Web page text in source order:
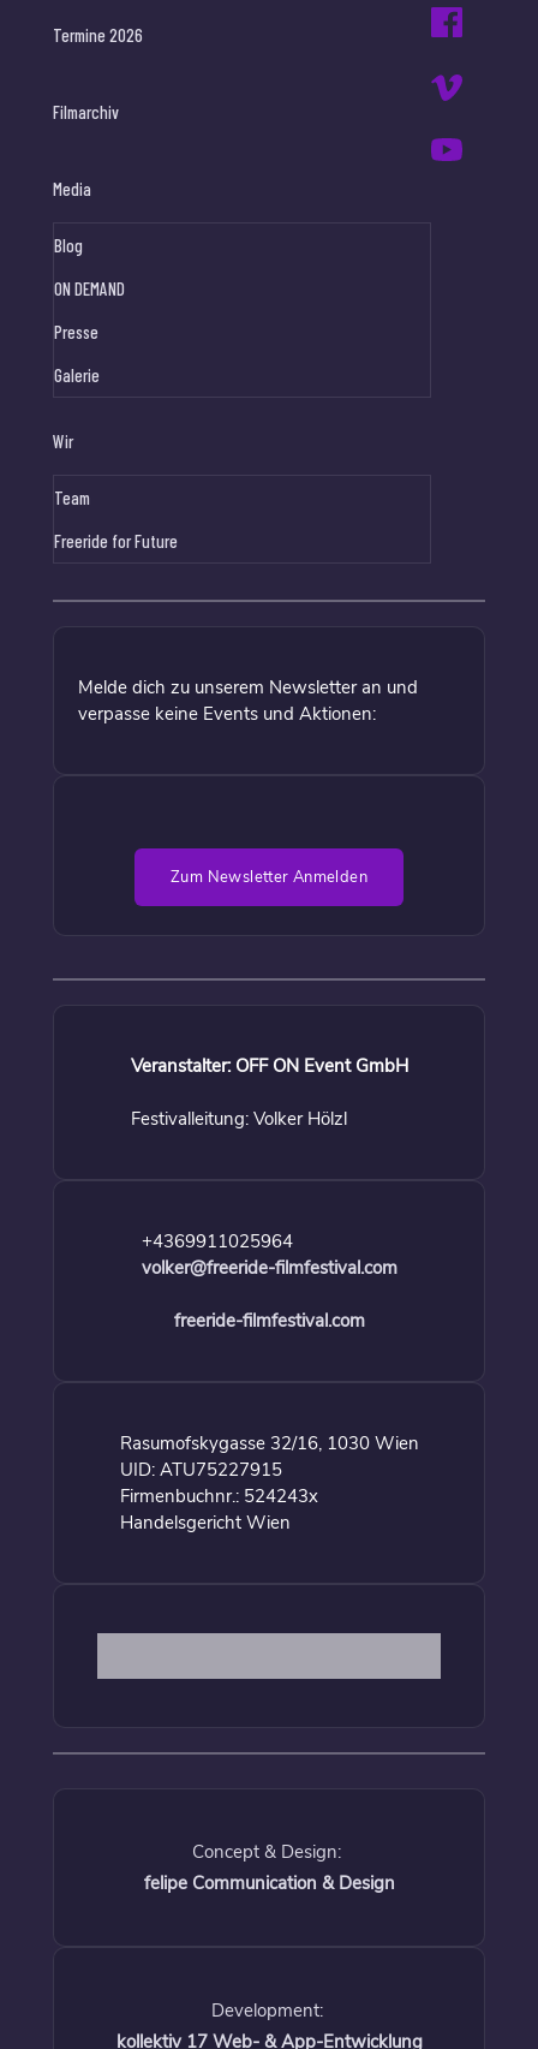
Termine 2026
Filmarchiv
Media
Blog
ON DEMAND
Presse
Galerie
Wir
Team
Freeride for Future
Melde dich zu unserem Newsletter an und
verpasse keine Events und Aktionen:
Zum Newsletter Anmelden
Veranstalter: OFF ON Event GmbH
Festivalleitung: Volker Hölzl
+4369911025964
volker@freeride-filmfestival.com
freeride-filmfestival.com
Rasumofskygasse 32/16, 1030 Wien
UID: ATU75227915
Firmenbuchnr.: 524243x
Handelsgericht Wien
Concept & Design:
felipe Communication & Design
Development:
kollektiv 17 Web- & App-Entwicklung